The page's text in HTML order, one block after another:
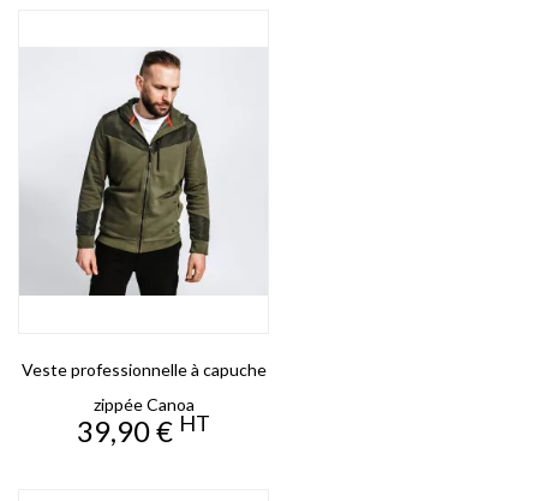
Veste professionnelle à capuche
zippée Canoa
Prix
39,90 € HT